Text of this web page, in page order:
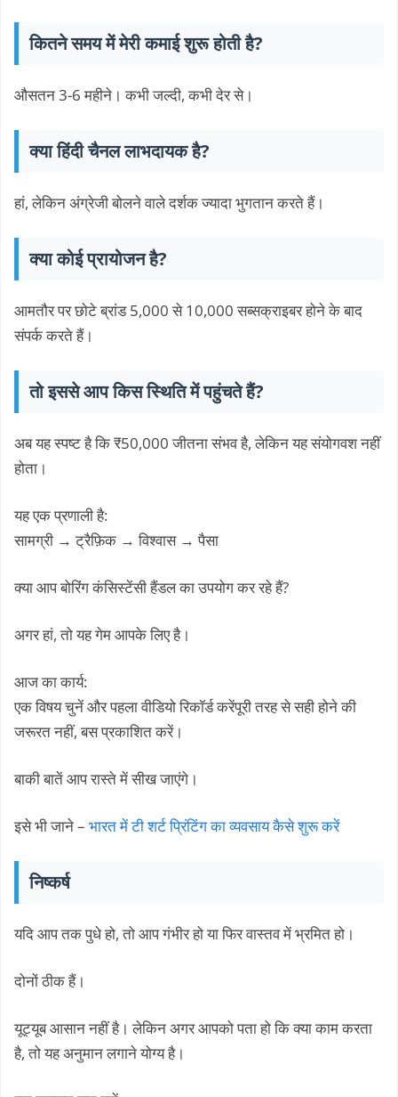
कितने समय में मेरी कमाई शुरू होती है?
औसतन 3-6 महीने। कभी जल्दी, कभी देर से।
क्या हिंदी चैनल लाभदायक है?
हां, लेकिन अंग्रेजी बोलने वाले दर्शक ज्यादा भुगतान करते हैं।
क्या कोई प्रायोजन है?
आमतौर पर छोटे ब्रांड 5,000 से 10,000 सब्सक्राइबर होने के बाद
संपर्क करते हैं।
तो इससे आप किस स्थिति में पहुंचते हैं?
अब यह स्पष्ट है कि ₹50,000 जीतना संभव है, लेकिन यह संयोगवश नहीं
होता।
यह एक प्रणाली है:
सामग्री → ट्रैफ़िक → विश्वास → पैसा
क्या आप बोरिंग कंसिस्टेंसी हैंडल का उपयोग कर रहे हैं?
अगर हां, तो यह गेम आपके लिए है।
आज का कार्य:
एक विषय चुनें और पहला वीडियो रिकॉर्ड करेंपूरी तरह से सही होने की
जरूरत नहीं, बस प्रकाशित करें।
बाकी बातें आप रास्ते में सीख जाएंगे।
इसे भी जाने – भारत में टी शर्ट प्रिंटिंग का व्यवसाय कैसे शुरू करें
निष्कर्ष
यदि आप तक पुधे हो, तो आप गंभीर हो या फिर वास्तव में भ्रमित हो।
दोनों ठीक हैं।
यूट्यूब आसान नहीं है। लेकिन अगर आपको पता हो कि क्या काम करता
है, तो यह अनुमान लगाने योग्य है।